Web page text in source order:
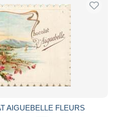
AIGUEBELLE FLEURS